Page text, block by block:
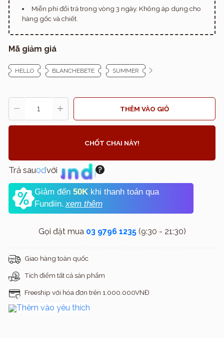
Miễn phí đổi trả trong vòng 3 ngày. Không áp dụng cho
hàng gốc và chiết.
Mã giảm giá
HELLO BLANCHEBETE SUMMER
THÊM VÀO GIỎ
CHỐT CHAI NÀY!
Trả sau0đvới
Giảm đến 50K khi thanh toán qua
Fundiin.xem thêm
Gọi đặt mua 03 9796 1235(9:30 - 21:30)
Giao hàng toàn quốc
Tích điểm tất cả sản phẩm
Freeship với hóa đơn trên 1.000.000VNĐ
Thêm vào yêu thích